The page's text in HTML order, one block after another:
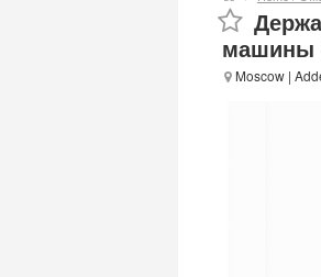
Moscow |